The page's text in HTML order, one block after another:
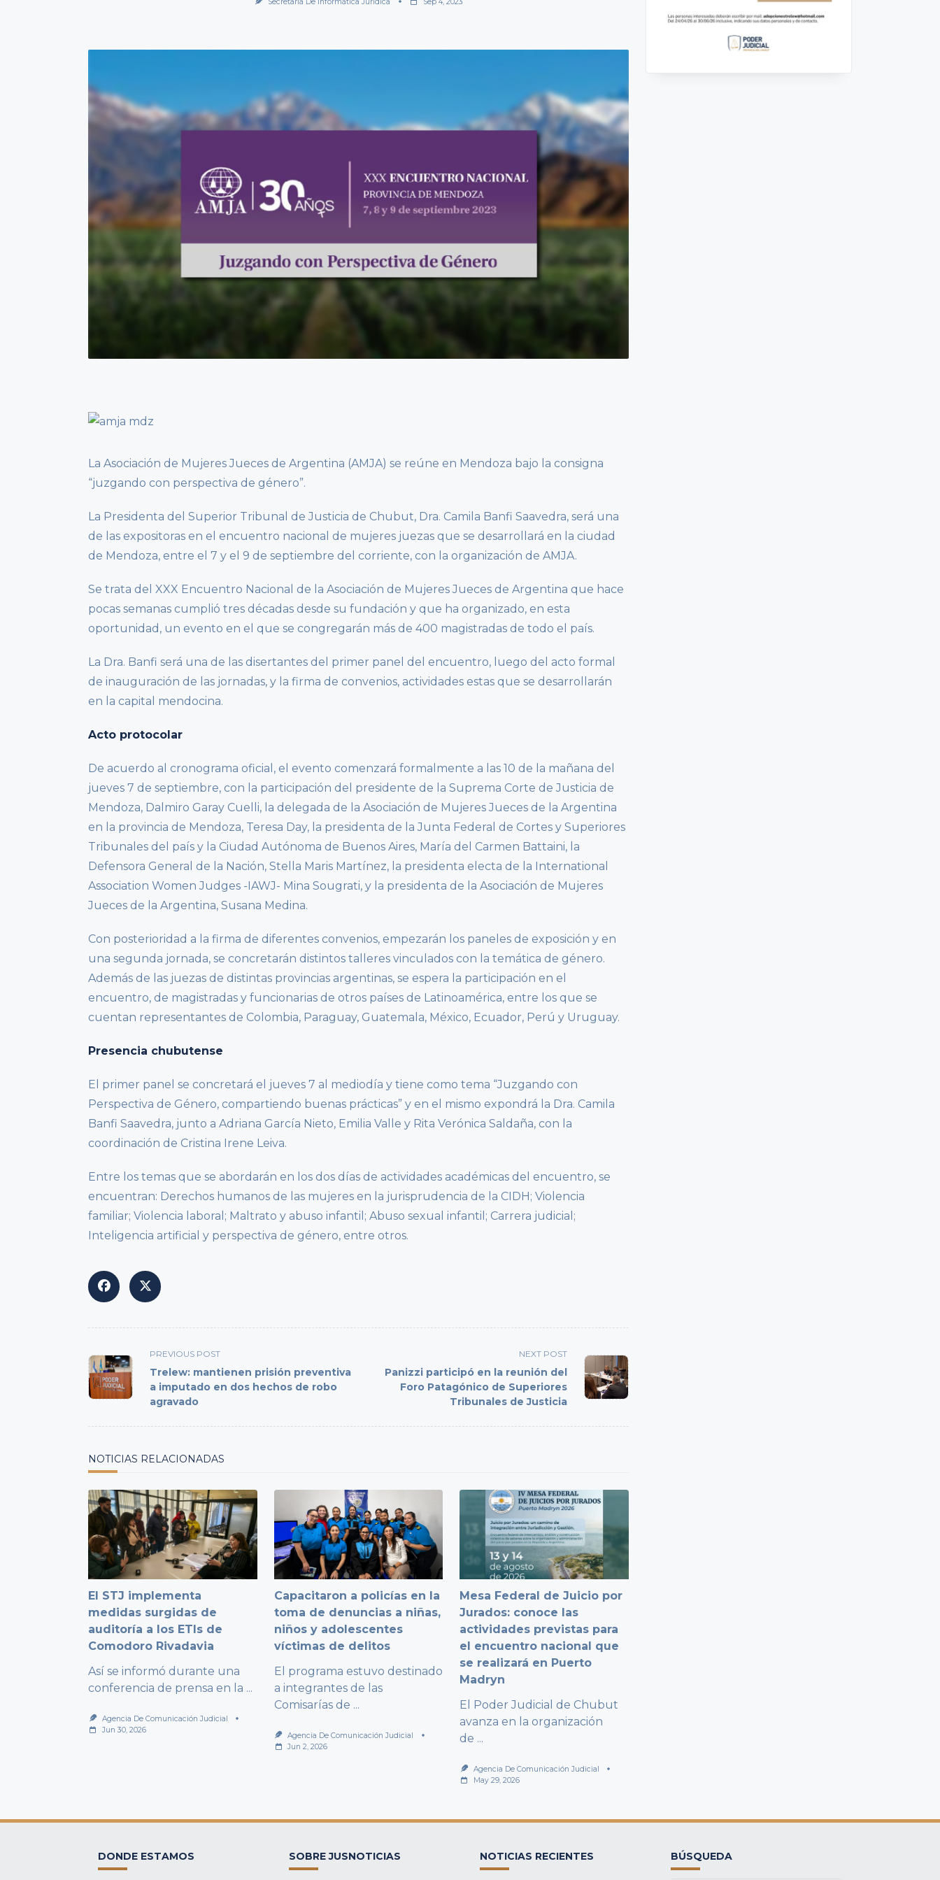
La Asociación de Mujeres Jueces de Argentina (AMJA) se reúne en Mendoza bajo la consigna
“juzgando con perspectiva de género”.
La Presidenta del Superior Tribunal de Justicia de Chubut, Dra. Camila Banfi Saavedra, será una
de las expositoras en el encuentro nacional de mujeres juezas que se desarrollará en la ciudad
de Mendoza, entre el 7 y el 9 de septiembre del corriente, con la organización de AMJA.
Se trata del XXX Encuentro Nacional de la Asociación de Mujeres Jueces de Argentina que hace
pocas semanas cumplió tres décadas desde su fundación y que ha organizado, en esta
oportunidad, un evento en el que se congregarán más de 400 magistradas de todo el país.
La Dra. Banfi será una de las disertantes del primer panel del encuentro, luego del acto formal
de inauguración de las jornadas, y la firma de convenios, actividades estas que se desarrollarán
en la capital mendocina.
Acto protocolar
De acuerdo al cronograma oficial, el evento comenzará formalmente a las 10 de la mañana del
jueves 7 de septiembre, con la participación del presidente de la Suprema Corte de Justicia de
Mendoza, Dalmiro Garay Cuelli, la delegada de la Asociación de Mujeres Jueces de la Argentina
en la provincia de Mendoza, Teresa Day, la presidenta de la Junta Federal de Cortes y Superiores
Tribunales del país y la Ciudad Autónoma de Buenos Aires, María del Carmen Battaini, la
Defensora General de la Nación, Stella Maris Martínez, la presidenta electa de la International
Association Women Judges -IAWJ- Mina Sougrati, y la presidenta de la Asociación de Mujeres
Jueces de la Argentina, Susana Medina.
Con posterioridad a la firma de diferentes convenios, empezarán los paneles de exposición y en
una segunda jornada, se concretarán distintos talleres vinculados con la temática de género.
Además de las juezas de distintas provincias argentinas, se espera la participación en el
encuentro, de magistradas y funcionarias de otros países de Latinoamérica, entre los que se
cuentan representantes de Colombia, Paraguay, Guatemala, México, Ecuador, Perú y Uruguay.
Presencia chubutense
El primer panel se concretará el jueves 7 al mediodía y tiene como tema “Juzgando con
Perspectiva de Género, compartiendo buenas prácticas” y en el mismo expondrá la Dra. Camila
Banfi Saavedra, junto a Adriana García Nieto, Emilia Valle y Rita Verónica Saldaña, con la
coordinación de Cristina Irene Leiva.
Entre los temas que se abordarán en los dos días de actividades académicas del encuentro, se
encuentran: Derechos humanos de las mujeres en la jurisprudencia de la CIDH; Violencia
familiar; Violencia laboral; Maltrato y abuso infantil; Abuso sexual infantil; Carrera judicial;
Inteligencia artificial y perspectiva de género, entre otros.
<span
class="nav-
subtitle
screen-
PREVIOUS POST
Trelew: mantienen prisión preventiva
a imputado en dos hechos de robo
agravado
NEXT POST
Panizzi participó en la reunión del
Foro Patagónico de Superiores
Tribunales de Justicia
NOTICIAS RELACIONADAS
El STJ implementa
medidas surgidas de
auditoría a los ETIs de
Comodoro Rivadavia
Así se informó durante una
conferencia de prensa en la ...
Agencia De Comunicación Judicial
Jun 30, 2026
Capacitaron a policías en la
toma de denuncias a niñas,
niños y adolescentes
víctimas de delitos
El programa estuvo destinado
a integrantes de las
Comisarías de ...
Agencia De Comunicación Judicial
Jun 2, 2026
Mesa Federal de Juicio por
Jurados: conoce las
actividades previstas para
el encuentro nacional que
se realizará en Puerto
Madryn
El Poder Judicial de Chubut
avanza en la organización
de ...
Agencia De Comunicación Judicial
May 29, 2026
DONDE ESTAMOS SOBRE JUSNOTICIAS NOTICIAS RECIENTES BÚSQUEDA